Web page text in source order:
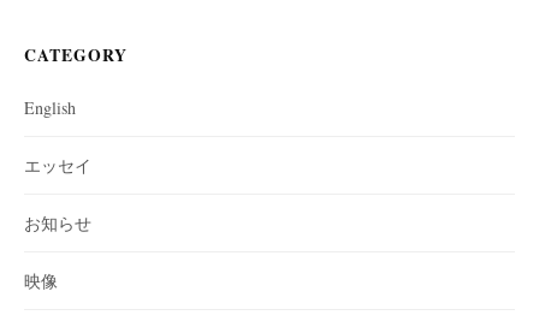
CATEGORY
English
エッセイ
お知らせ
映像